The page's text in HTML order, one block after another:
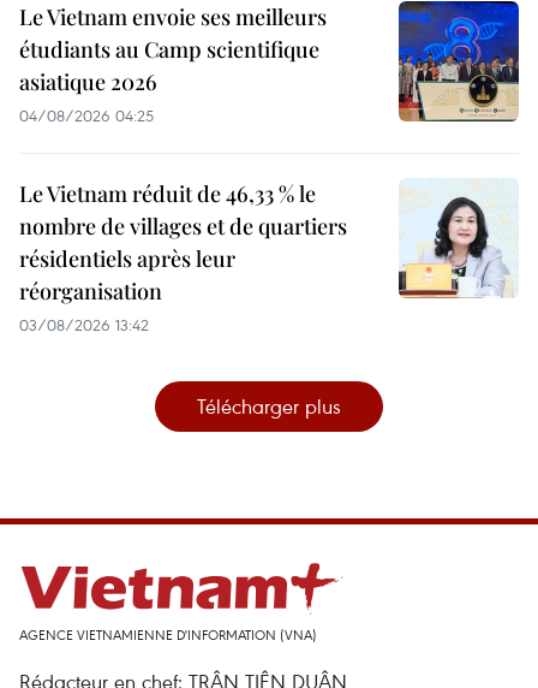
Le Vietnam envoie ses meilleurs
étudiants au Camp scientifique
asiatique 2026
04/08/2026 04:25
Le Vietnam réduit de 46,33 % le
nombre de villages et de quartiers
résidentiels après leur
réorganisation
03/08/2026 13:42
Télécharger plus
AGENCE VIETNAMIENNE D'INFORMATION (VNA)
Rédacteur en chef: TRÂN TIÊN DUÂN